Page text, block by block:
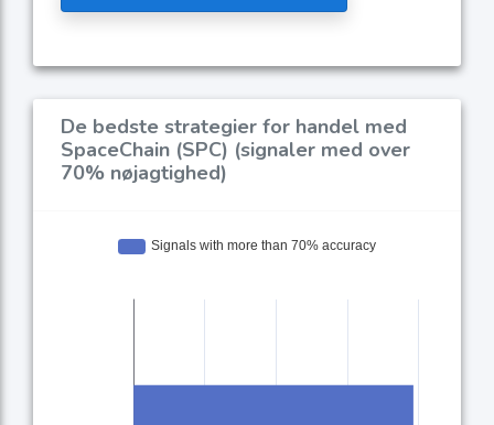
De bedste strategier for handel med
SpaceChain (SPC) (signaler med over
70% nøjagtighed)